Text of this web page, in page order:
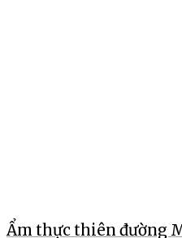
Ẩm thực thiên đường